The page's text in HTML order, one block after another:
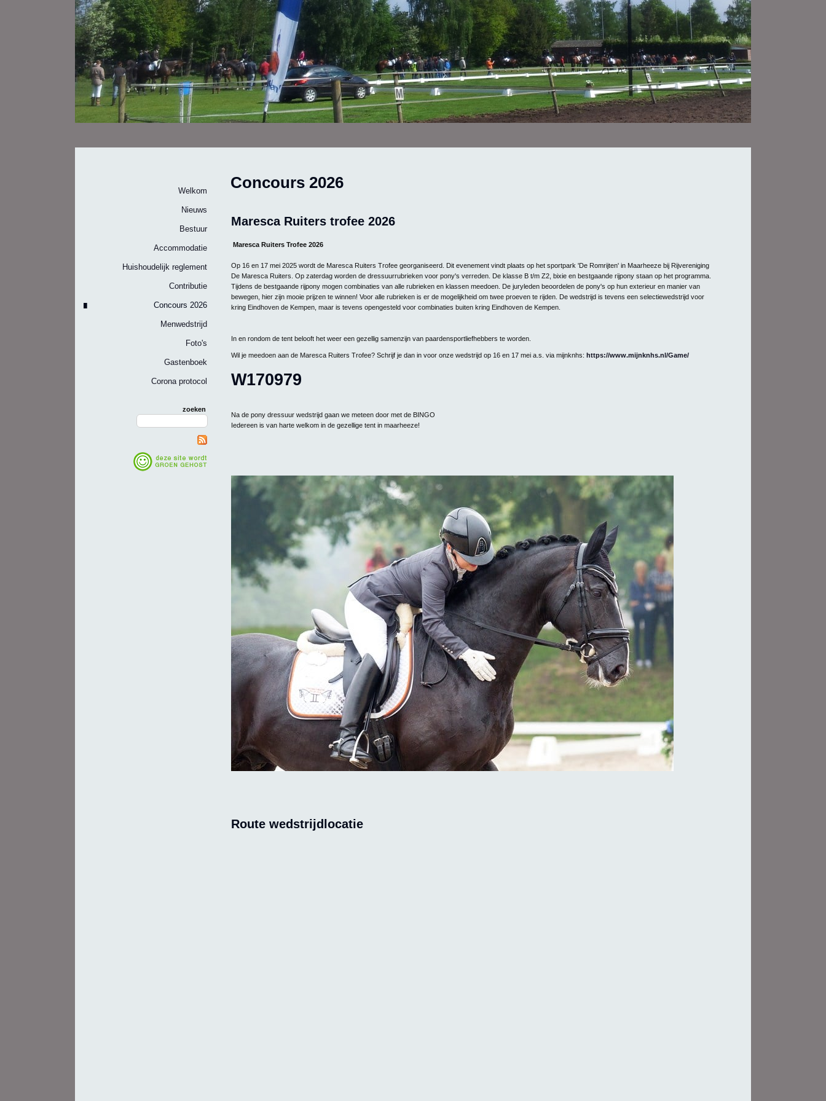
Welkom
Nieuws
Bestuur
Accommodatie
Huishoudelijk reglement
Contributie
Concours 2026
Menwedstrijd
Foto's
Gastenboek
Corona protocol
zoeken
Concours 2026
Maresca Ruiters trofee 2026
Maresca Ruiters Trofee 2026
Op 16 en 17 mei 2025 wordt de Maresca Ruiters Trofee georganiseerd. Dit evenement vindt plaats op het sportpark 'De Romrijten' in Maarheeze bij Rijvereniging
De Maresca Ruiters. Op zaterdag worden de dressuurrubrieken voor pony's verreden. De klasse B t/m Z2, bixie en bestgaande rijpony staan op het programma.
Tijdens de bestgaande rijpony mogen combinaties van alle rubrieken en klassen meedoen. De juryleden beoordelen de pony's op hun exterieur en manier van
bewegen, hier zijn mooie prijzen te winnen! Voor alle rubrieken is er de mogelijkheid om twee proeven te rijden. De wedstrijd is tevens een selectiewedstrijd voor
kring Eindhoven de Kempen, maar is tevens opengesteld voor combinaties buiten kring Eindhoven de Kempen.
In en rondom de tent belooft het weer een gezellig samenzijn van paardensportliefhebbers te worden.
Wil je meedoen aan de Maresca Ruiters Trofee? Schrijf je dan in voor onze wedstrijd op 16 en 17 mei a.s. via mijnknhs:https://www.mijnknhs.nl/Game/
W170979
Na de pony dressuur wedstrijd gaan we meteen door met de BINGO
Iedereen is van harte welkom in de gezellige tent in maarheeze!
Route wedstrijdlocatie